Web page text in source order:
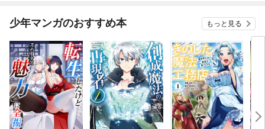
少年マンガのおすすめ本 もっと見る